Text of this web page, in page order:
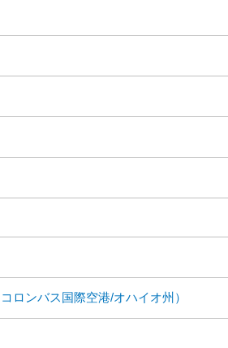
ロンバス国際空港/オハイオ州）